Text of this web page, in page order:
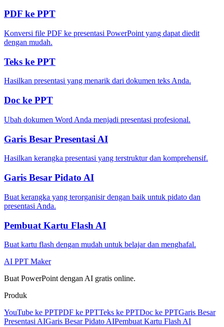
PDF ke PPT
Konversi file PDF ke presentasi PowerPoint yang dapat diedit
dengan mudah.
Teks ke PPT
Hasilkan presentasi yang menarik dari dokumen teks Anda.
Doc ke PPT
Ubah dokumen Word Anda menjadi presentasi profesional.
Garis Besar Presentasi AI
Hasilkan kerangka presentasi yang terstruktur dan komprehensif.
Garis Besar Pidato AI
Buat kerangka yang terorganisir dengan baik untuk pidato dan
presentasi Anda.
Pembuat Kartu Flash AI
Buat kartu flash dengan mudah untuk belajar dan menghafal.
AI PPT Maker
Buat PowerPoint dengan AI gratis online.
Produk
YouTube ke PPTPDF ke PPTTeks ke PPTDoc ke PPTGaris Besar
Presentasi AIGaris Besar Pidato AIPembuat Kartu Flash AI